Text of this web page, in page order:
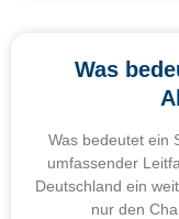
Was
Was bedeutet ein
umfassender
Deutschland ein
nur den